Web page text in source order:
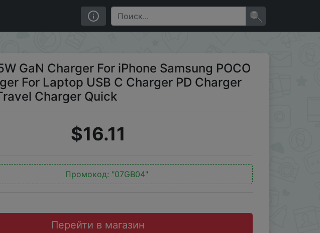
For Laptop USB C Charger PD Charger Portable Travel Charger Quick
GaN Charger For iPhone Samsung POCO
For Laptop USB C Charger PD Charger
Charger Quick
$16.11
Промокод: "07GB04"
Перейти в магазин